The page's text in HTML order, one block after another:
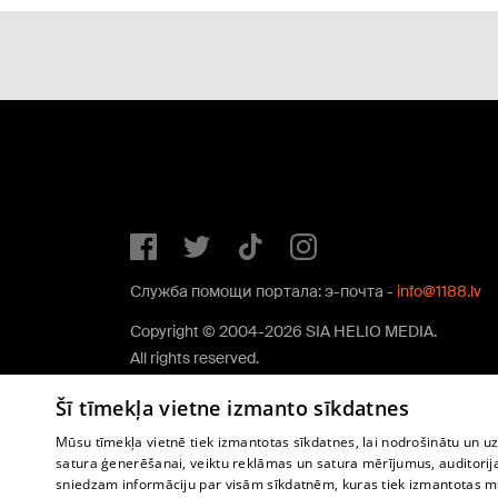
Служба помощи портала: э-почта - info@1188.lv
Copyright © 2004-2026 SIA HELIO MEDIA.
All rights reserved.
Šī tīmekļa vietne izmanto sīkdatnes
Mūsu tīmekļa vietnē tiek izmantotas sīkdatnes, lai nodrošinātu un
satura ģenerēšanai, veiktu reklāmas un satura mērījumus,
sniedzam informāciju par visām sīkdatnēm, kuras tiek izmantotas